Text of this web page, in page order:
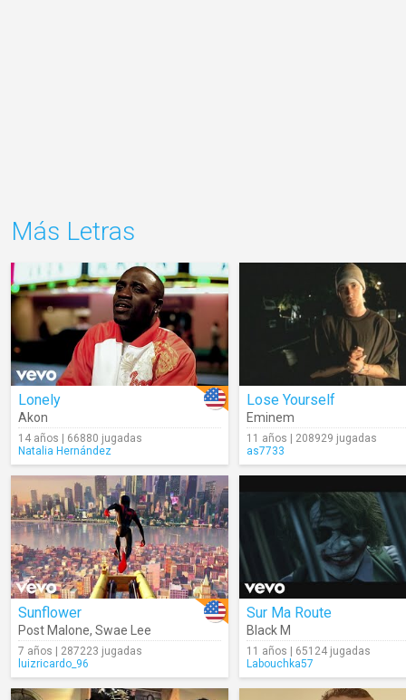
Más Letras
Lonely
Akon
14 años | 66880 jugadas
Natalia Hernández
Lose Yourself
Eminem
11 años | 208929 jugadas
as7733
Sunflower
Post Malone, Swae Lee
7 años | 287223 jugadas
luizricardo_96
Sur Ma Route
Black M
11 años | 65124 jugadas
Labouchka57